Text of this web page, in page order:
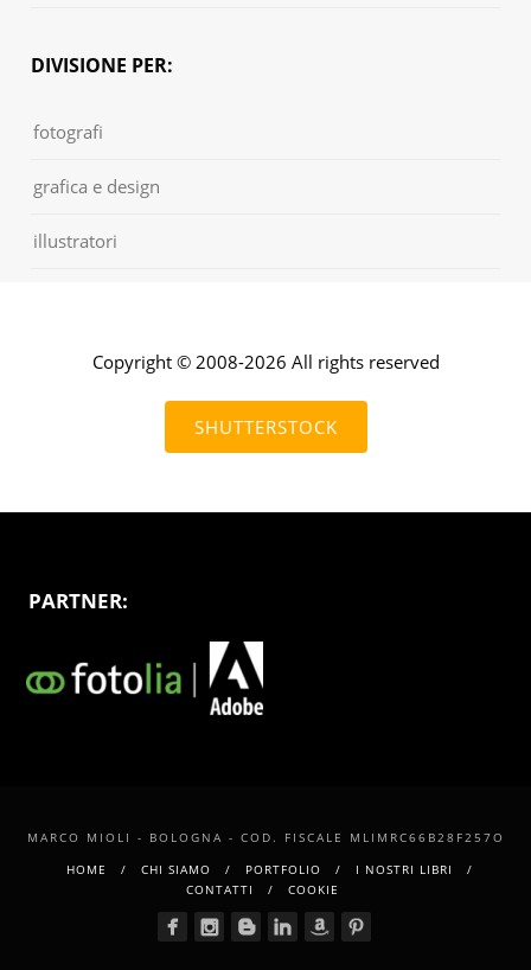
DIVISIONE PER:
fotografi
grafica e design
illustratori
Copyright © 2008-2026 All rights reserved
SHUTTERSTOCK
PARTNER:
MARCO MIOLI - BOLOGNA - COD. FISCALE MLIMRC66B28F257O
HOME
CHI SIAMO PORTFOLIO
I NOSTRI LIBRI
CONTATTI
COOKIE